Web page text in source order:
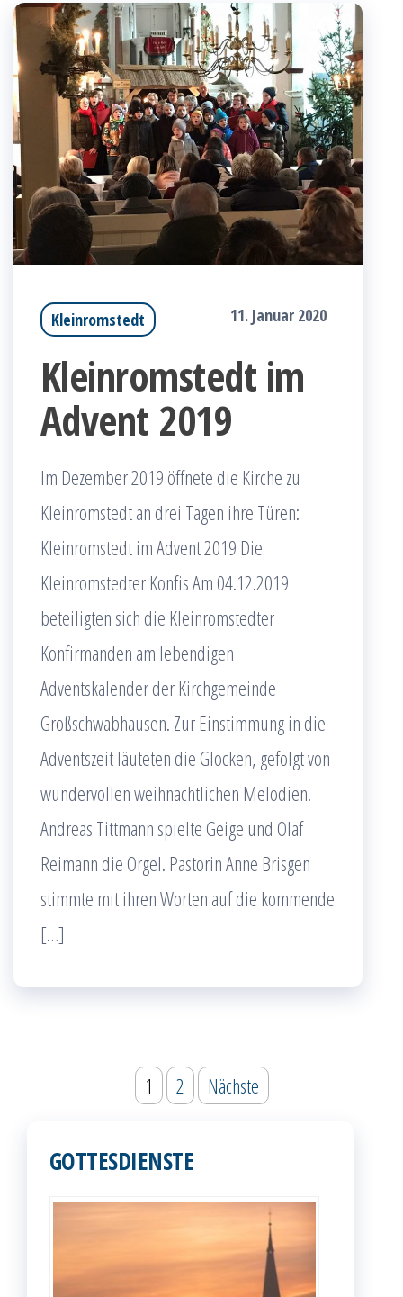
Kleinromstedt 11. Januar 2020
Kleinromstedt im
Advent 2019
Im Dezember 2019 öffnete die Kirche zu
Kleinromstedt an drei Tagen ihre Türen:
Kleinromstedt im Advent 2019 Die
Kleinromstedter Konfis Am 04.12.2019
beteiligten sich die Kleinromstedter
Konfirmanden am lebendigen
Adventskalender der Kirchgemeinde
Großschwabhausen. Zur Einstimmung in die
Adventszeit läuteten die Glocken, gefolgt von
wundervollen weihnachtlichen Melodien.
Andreas Tittmann spielte Geige und Olaf
Reimann die Orgel. Pastorin Anne Brisgen
stimmte mit ihren Worten auf die kommende
[…]
Seitennummerierung
1 2 Nächste
GOTTESDIENSTE